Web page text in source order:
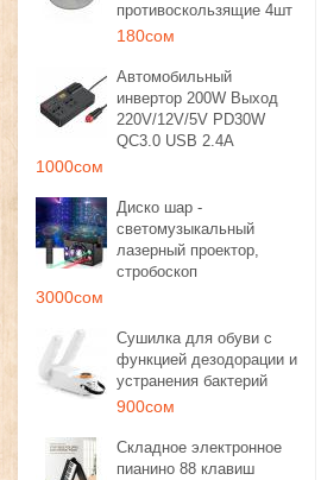
противоскользящие 4шт
180сом
Автомобильный
инвертор 200W Выход
220V/12V/5V PD30W
QC3.0 USB 2.4A
1000сом
Диско шар -
светомузыкальный
лазерный проектор,
стробоскоп
3000сом
Сушилка для обуви с
функцией дезодорации и
устранения бактерий
900сом
Складное электронное
пианино 88 клавиш